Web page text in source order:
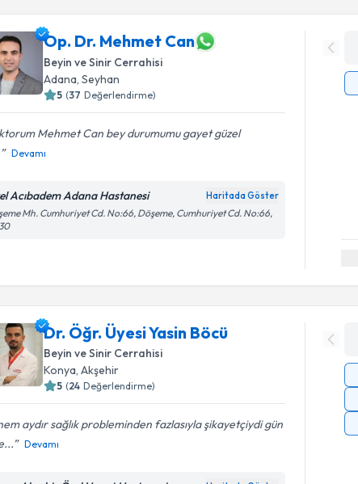
Op. Dr. Mehmet Can
Beyin ve Sinir Cerrahisi
Adana ,Seyhan
5 (37 Değerlendirme)
Mehmet Can bey durumumu gayet güzel
Devamı
Acıbadem Adana Hastanesi Haritada Göster
Mh. Cumhuriyet Cd. No:66, Döşeme, Cumhuriyet Cd. No:66,
Dr. Öğr. Üyesi Yasin Böcü
Beyin ve Sinir Cerrahisi
Konya,Akşehir
5 (24 Değerlendirme)
aydır sağlık probleminden fazlasıyla şikayetçiydi gün
Devamı